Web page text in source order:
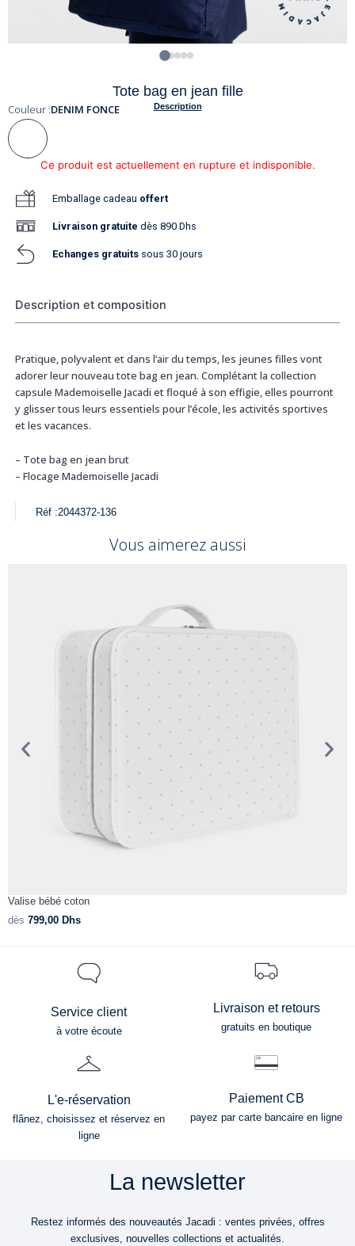
Tote bag en jean fille
Description
Couleur :DENIM FONCE
Ce produit est actuellement en rupture et indisponible.
Emballage cadeau offert
Livraison gratuite dès 890 Dhs
Echanges gratuits sous 30 jours
Description et composition
Pratique, polyvalent et dans l’air du temps, les jeunes filles vont
adorer leur nouveau tote bag en jean. Complétant la collection
capsule Mademoiselle Jacadi et floqué à son effigie, elles pourront
y glisser tous leurs essentiels pour l’école, les activités sportives
et les vacances.
– Tote bag en jean brut
– Flocage Mademoiselle Jacadi
Réf :2044372-136
Vous aimerez aussi
Valise bébé coton
dès 799,00 Dhs
Service client
à votre écoute
Livraison et retours
gratuits en boutique
L'e-réservation
flânez, choisissez et réservez en
ligne
Paiement CB
payez par carte bancaire en ligne
La newsletter
Restez informés des nouveautés Jacadi : ventes privées, offres
exclusives, nouvelles collections et actualités.